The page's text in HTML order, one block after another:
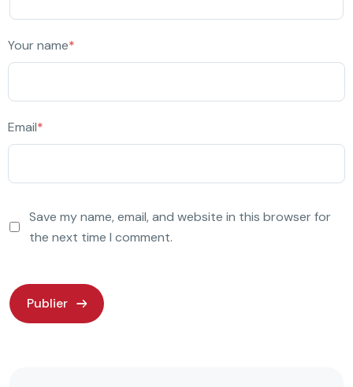
Your name*
Email*
Save my name, email, and website in this browser for
the next time I comment.